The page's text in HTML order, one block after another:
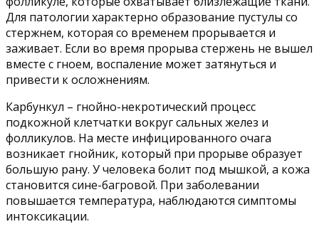
Для патологии характерно образование пустулы со
стержнем, которая со временем прорывается и
заживает. Если во время прорыва стержень не вышел
вместе с гноем, воспаление может затянуться и
привести к осложнениям.
Карбункул – гнойно-некротический процесс
подкожной клетчатки вокруг сальных желез и
фолликулов. На месте инфицированного очага
возникает гнойник, который при прорыве образует
большую рану. У человека болит под мышкой, а кожа
становится сине-багровой. При заболевании
повышается температура, наблюдаются симптомы
интоксикации.